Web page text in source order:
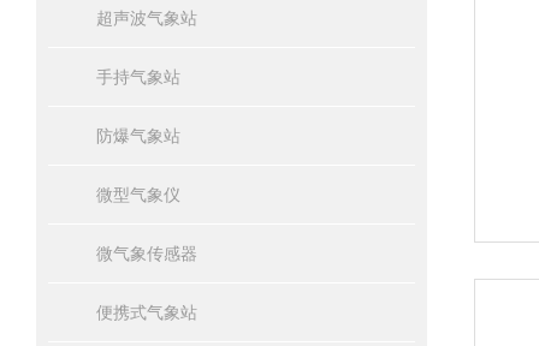
超声波气象站
手持气象站
防爆气象站
微型气象仪
微气象传感器
便携式气象站